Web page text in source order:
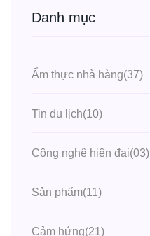
Danh mục
Ẩm thực nhà hàng(37)
Tin du lịch(10)
Công nghệ hiện đại(03)
Sản phẩm(11)
Cảm hứng(21)